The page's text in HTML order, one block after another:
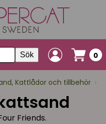
Sök 0
Kattlådor och tillbehör ›
Friends.